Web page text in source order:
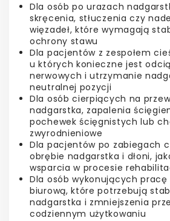
Dla osób po urazach
skręcenia, stłuczenia czy
więzadeł, które wymagają
ochrony stawu
Dla pacjentów z zespołem
u których konieczne jest
nerwowych i utrzymanie
neutralnej pozycji
Dla osób cierpiących na
nadgarstka, zapalenia
pochewek ścięgnistych lub
zwyrodnieniowe
Dla pacjentów po zabiegach
obrębie nadgarstka i dłoni,
wsparcia w procesie
Dla osób wykonujących
biurową, które potrzebują
nadgarstka i zmniejszenia
codziennym użytkowaniu